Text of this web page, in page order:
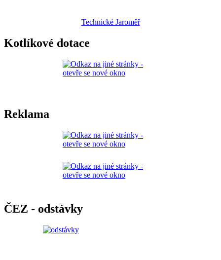
Technické Jaroměř
Kotlíkové dotace
Reklama
ČEZ - odstávky